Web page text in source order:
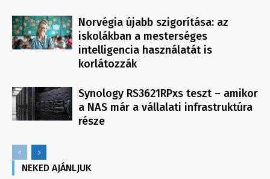
Norvégia újabb szigorítása: az
iskolákban a mesterséges
intelligencia használatát is
korlátozzák
Synology RS3621RPxs teszt – amikor
a NAS már a vállalati infrastruktúra
része
NEKED AJÁNLJUK